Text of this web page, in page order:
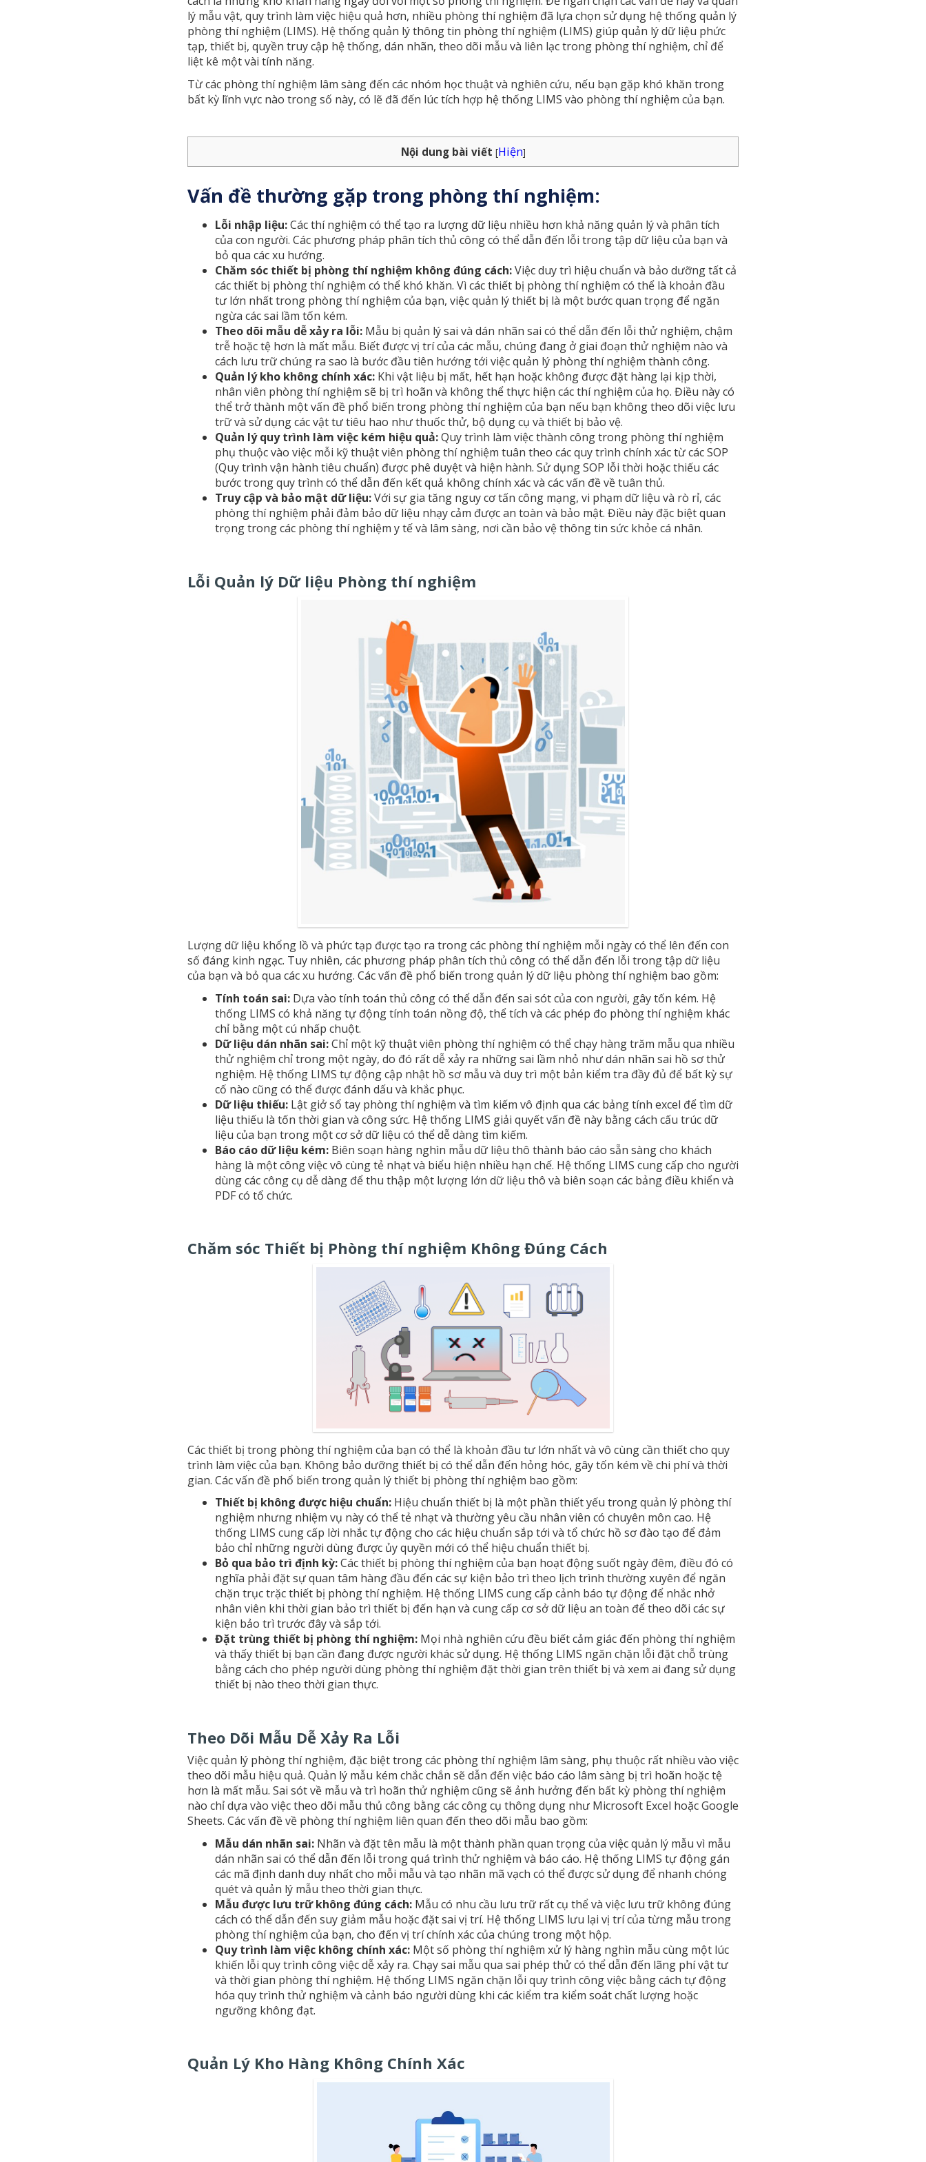
lý mẫu vật, quy trình làm việc hiệu quả hơn, nhiều phòng thí nghiệm đã lựa chọn sử dụng hệ thống quản lý
phòng thí nghiệm (LIMS). Hệ thống quản lý thông tin phòng thí nghiệm (LIMS) giúp quản lý dữ liệu phức
tạp, thiết bị, quyền truy cập hệ thống, dán nhãn, theo dõi mẫu và liên lạc trong phòng thí nghiệm, chỉ để
liệt kê một vài tính năng.
Từ các phòng thí nghiệm lâm sàng đến các nhóm học thuật và nghiên cứu, nếu bạn gặp khó khăn trong
bất kỳ lĩnh vực nào trong số này, có lẽ đã đến lúc tích hợp hệ thống LIMS vào phòng thí nghiệm của bạn.
Nội dung bài viết [Hiện]
Vấn đề thường gặp trong phòng thí nghiệm:
Lỗi nhập liệu:Các thí nghiệm có thể tạo ra lượng dữ liệu nhiều hơn khả năng quản lý và phân tích
của con người. Các phương pháp phân tích thủ công có thể dẫn đến lỗi trong tập dữ liệu của bạn và
bỏ qua các xu hướng.
Chăm sóc thiết bị phòng thí nghiệm không đúng cách:Việc duy trì hiệu chuẩn và bảo dưỡng tất cả
các thiết bị phòng thí nghiệm có thể khó khăn. Vì các thiết bị phòng thí nghiệm có thể là khoản đầu
tư lớn nhất trong phòng thí nghiệm của bạn, việc quản lý thiết bị là một bước quan trọng để ngăn
ngừa các sai lầm tốn kém.
Theo dõi mẫu dễ xảy ra lỗi: Mẫu bị quản lý sai và dán nhãn sai có thể dẫn đến lỗi thử nghiệm, chậm
trễ hoặc tệ hơn là mất mẫu. Biết được vị trí của các mẫu, chúng đang ở giai đoạn thử nghiệm nào và
cách lưu trữ chúng ra sao là bước đầu tiên hướng tới việc quản lý phòng thí nghiệm thành công.
Quản lý kho không chính xác: Khi vật liệu bị mất, hết hạn hoặc không được đặt hàng lại kịp thời,
nhân viên phòng thí nghiệm sẽ bị trì hoãn và không thể thực hiện các thí nghiệm của họ. Điều này có
thể trở thành một vấn đề phổ biến trong phòng thí nghiệm của bạn nếu bạn không theo dõi việc lưu
trữ và sử dụng các vật tư tiêu hao như thuốc thử, bộ dụng cụ và thiết bị bảo vệ.
Quản lý quy trình làm việc kém hiệu quả:Quy trình làm việc thành công trong phòng thí nghiệm
phụ thuộc vào việc mỗi kỹ thuật viên phòng thí nghiệm tuân theo các quy trình chính xác từ các SOP
(Quy trình vận hành tiêu chuẩn) được phê duyệt và hiện hành. Sử dụng SOP lỗi thời hoặc thiếu các
bước trong quy trình có thể dẫn đến kết quả không chính xác và các vấn đề về tuân thủ.
Truy cập và bảo mật dữ liệu:Với sự gia tăng nguy cơ tấn công mạng, vi phạm dữ liệu và rò rỉ, các
phòng thí nghiệm phải đảm bảo dữ liệu nhạy cảm được an toàn và bảo mật. Điều này đặc biệt quan
trọng trong các phòng thí nghiệm y tế và lâm sàng, nơi cần bảo vệ thông tin sức khỏe cá nhân.
Lỗi Quản lý Dữ liệu Phòng thí nghiệm
Lượng dữ liệu khổng lồ và phức tạp được tạo ra trong các phòng thí nghiệm mỗi ngày có thể lên đến con
số đáng kinh ngạc. Tuy nhiên, các phương pháp phân tích thủ công có thể dẫn đến lỗi trong tập dữ liệu
của bạn và bỏ qua các xu hướng. Các vấn đề phổ biến trong quản lý dữ liệu phòng thí nghiệm bao gồm:
Tính toán sai: Dựa vào tính toán thủ công có thể dẫn đến sai sót của con người, gây tốn kém. Hệ
thống LIMS có khả năng tự động tính toán nồng độ, thể tích và các phép đo phòng thí nghiệm khác
chỉ bằng một cú nhấp chuột.
Dữ liệu dán nhãn sai:Chỉ một kỹ thuật viên phòng thí nghiệm có thể chạy hàng trăm mẫu qua nhiều
thử nghiệm chỉ trong một ngày, do đó rất dễ xảy ra những sai lầm nhỏ như dán nhãn sai hồ sơ thử
nghiệm. Hệ thống LIMS tự động cập nhật hồ sơ mẫu và duy trì một bản kiểm tra đầy đủ để bất kỳ sự
cố nào cũng có thể được đánh dấu và khắc phục.
Dữ liệu thiếu: Lật giở sổ tay phòng thí nghiệm và tìm kiếm vô định qua các bảng tính excel để tìm dữ
liệu thiếu là tốn thời gian và công sức. Hệ thống LIMS giải quyết vấn đề này bằng cách cấu trúc dữ
liệu của bạn trong một cơ sở dữ liệu có thể dễ dàng tìm kiếm.
Báo cáo dữ liệu kém: Biên soạn hàng nghìn mẫu dữ liệu thô thành báo cáo sẵn sàng cho khách
hàng là một công việc vô cùng tẻ nhạt và biểu hiện nhiều hạn chế. Hệ thống LIMS cung cấp cho người
dùng các công cụ dễ dàng để thu thập một lượng lớn dữ liệu thô và biên soạn các bảng điều khiển và
PDF có tổ chức.
Chăm sóc Thiết bị Phòng thí nghiệm Không Đúng Cách
Các thiết bị trong phòng thí nghiệm của bạn có thể là khoản đầu tư lớn nhất và vô cùng cần thiết cho quy
trình làm việc của bạn. Không bảo dưỡng thiết bị có thể dẫn đến hỏng hóc, gây tốn kém về chi phí và thời
gian. Các vấn đề phổ biến trong quản lý thiết bị phòng thí nghiệm bao gồm:
Thiết bị không được hiệu chuẩn: Hiệu chuẩn thiết bị là một phần thiết yếu trong quản lý phòng thí
nghiệm nhưng nhiệm vụ này có thể tẻ nhạt và thường yêu cầu nhân viên có chuyên môn cao. Hệ
thống LIMS cung cấp lời nhắc tự động cho các hiệu chuẩn sắp tới và tổ chức hồ sơ đào tạo để đảm
bảo chỉ những người dùng được ủy quyền mới có thể hiệu chuẩn thiết bị.
Bỏ qua bảo trì định kỳ:Các thiết bị phòng thí nghiệm của bạn hoạt động suốt ngày đêm, điều đó có
nghĩa phải đặt sự quan tâm hàng đầu đến các sự kiện bảo trì theo lịch trình thường xuyên để ngăn
chặn trục trặc thiết bị phòng thí nghiệm. Hệ thống LIMS cung cấp cảnh báo tự động để nhắc nhở
nhân viên khi thời gian bảo trì thiết bị đến hạn và cung cấp cơ sở dữ liệu an toàn để theo dõi các sự
kiện bảo trì trước đây và sắp tới.
Đặt trùng thiết bị phòng thí nghiệm: Mọi nhà nghiên cứu đều biết cảm giác đến phòng thí nghiệm
và thấy thiết bị bạn cần đang được người khác sử dụng. Hệ thống LIMS ngăn chặn lỗi đặt chỗ trùng
bằng cách cho phép người dùng phòng thí nghiệm đặt thời gian trên thiết bị và xem ai đang sử dụng
thiết bị nào theo thời gian thực.
Theo Dõi Mẫu Dễ Xảy Ra Lỗi
Việc quản lý phòng thí nghiệm, đặc biệt trong các phòng thí nghiệm lâm sàng, phụ thuộc rất nhiều vào việc
theo dõi mẫu hiệu quả. Quản lý mẫu kém chắc chắn sẽ dẫn đến việc báo cáo lâm sàng bị trì hoãn hoặc tệ
hơn là mất mẫu. Sai sót về mẫu và trì hoãn thử nghiệm cũng sẽ ảnh hưởng đến bất kỳ phòng thí nghiệm
nào chỉ dựa vào việc theo dõi mẫu thủ công bằng các công cụ thông dụng như Microsoft Excel hoặc Google
Sheets. Các vấn đề về phòng thí nghiệm liên quan đến theo dõi mẫu bao gồm:
Mẫu dán nhãn sai: Nhãn và đặt tên mẫu là một thành phần quan trọng của việc quản lý mẫu vì mẫu
dán nhãn sai có thể dẫn đến lỗi trong quá trình thử nghiệm và báo cáo. Hệ thống LIMS tự động gán
các mã định danh duy nhất cho mỗi mẫu và tạo nhãn mã vạch có thể được sử dụng để nhanh chóng
quét và quản lý mẫu theo thời gian thực.
Mẫu được lưu trữ không đúng cách: Mẫu có nhu cầu lưu trữ rất cụ thể và việc lưu trữ không đúng
cách có thể dẫn đến suy giảm mẫu hoặc đặt sai vị trí. Hệ thống LIMS lưu lại vị trí của từng mẫu trong
phòng thí nghiệm của bạn, cho đến vị trí chính xác của chúng trong một hộp.
Quy trình làm việc không chính xác: Một số phòng thí nghiệm xử lý hàng nghìn mẫu cùng một lúc
khiến lỗi quy trình công việc dễ xảy ra. Chạy sai mẫu qua sai phép thử có thể dẫn đến lãng phí vật tư
và thời gian phòng thí nghiệm. Hệ thống LIMS ngăn chặn lỗi quy trình công việc bằng cách tự động
hóa quy trình thử nghiệm và cảnh báo người dùng khi các kiểm tra kiểm soát chất lượng hoặc
ngưỡng không đạt.
Quản Lý Kho Hàng Không Chính Xác